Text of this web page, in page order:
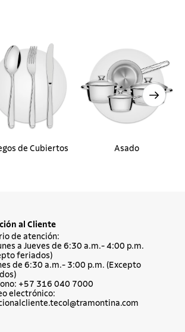
de Cubiertos Asado
al Cliente
de atención:
a Jueves de 6:30 a.m.- 4:00 p.m.
feriados)
de 6:30 a.m.- 3:00 p.m. (Excepto
+57 316 040 7000
electrónico: